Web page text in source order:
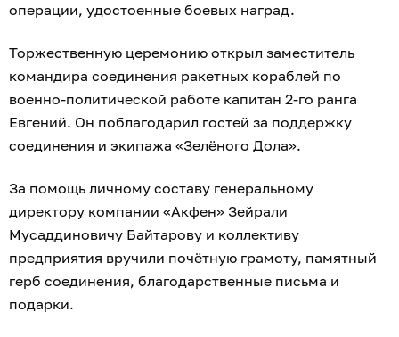
операции, удостоенные боевых наград.
Торжественную церемонию открыл заместитель
командира соединения ракетных кораблей по
военно-политической работе капитан 2-го ранга
Евгений. Он поблагодарил гостей за поддержку
соединения и экипажа «Зелёного Дола».
За помощь личному составу генеральному
директору компании «Акфен» Зейрали
Мусаддиновичу Байтарову и коллективу
предприятия вручили почётную грамоту, памятный
герб соединения, благодарственные письма и
подарки.